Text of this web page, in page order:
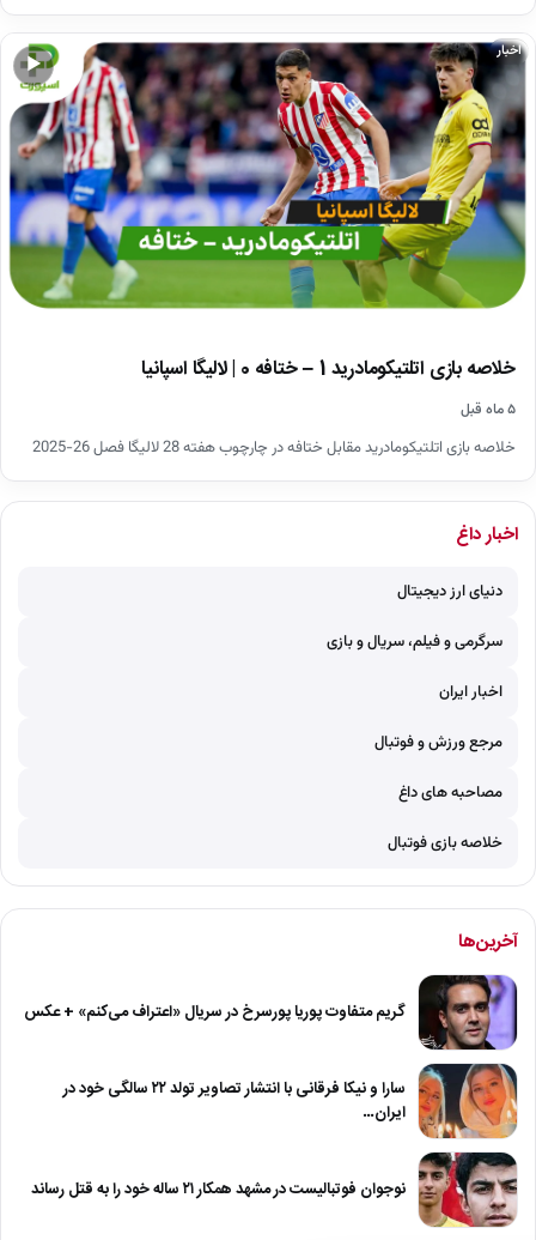
▶
اخبار
خلاصه بازی اتلتیکومادرید 1 – ختافه 0 | لالیگا اسپانیا
۵ ماه قبل
خلاصه بازی اتلتیکومادرید مقابل ختافه در چارچوب هفته 28 لالیگا فصل 26-2025
اخبار داغ
دنیای ارز دیجیتال
سرگرمی و فیلم، سریال و بازی
اخبار ایران
مرجع ورزش و فوتبال
مصاحبه های داغ
خلاصه بازی فوتبال
آخرین‌ها
گریم متفاوت پوریا پورسرخ در سریال «اعتراف می‌کنم» + عکس
سارا و نیکا فرقانی با انتشار تصاویر تولد ۲۲ سالگی خود در
ایران…
نوجوان فوتبالیست در مشهد همکار ۲۱ ساله خود را به قتل رساند